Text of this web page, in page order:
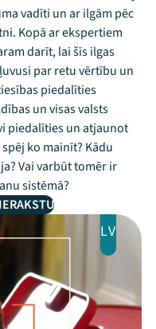
vadīti un ar ilgām pēc
Kopā ar ekspertiem
darīt, lai šīs ilgas
par retu vērtību un
piedalīties
un visas valsts
piedalīties un atjaunot
ko mainīt? Kādu
Vai varbūt tomēr ir
sistēmā?
LV